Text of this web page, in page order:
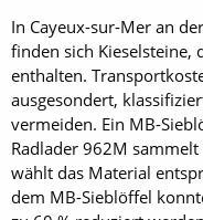
In Cayeux-sur-Mer an
finden sich Kieselsteine,
enthalten.
ausgesondert,
vermeiden. Ein MB-
Radlader 962M
wählt das Material
dem MB-Sieblöffel